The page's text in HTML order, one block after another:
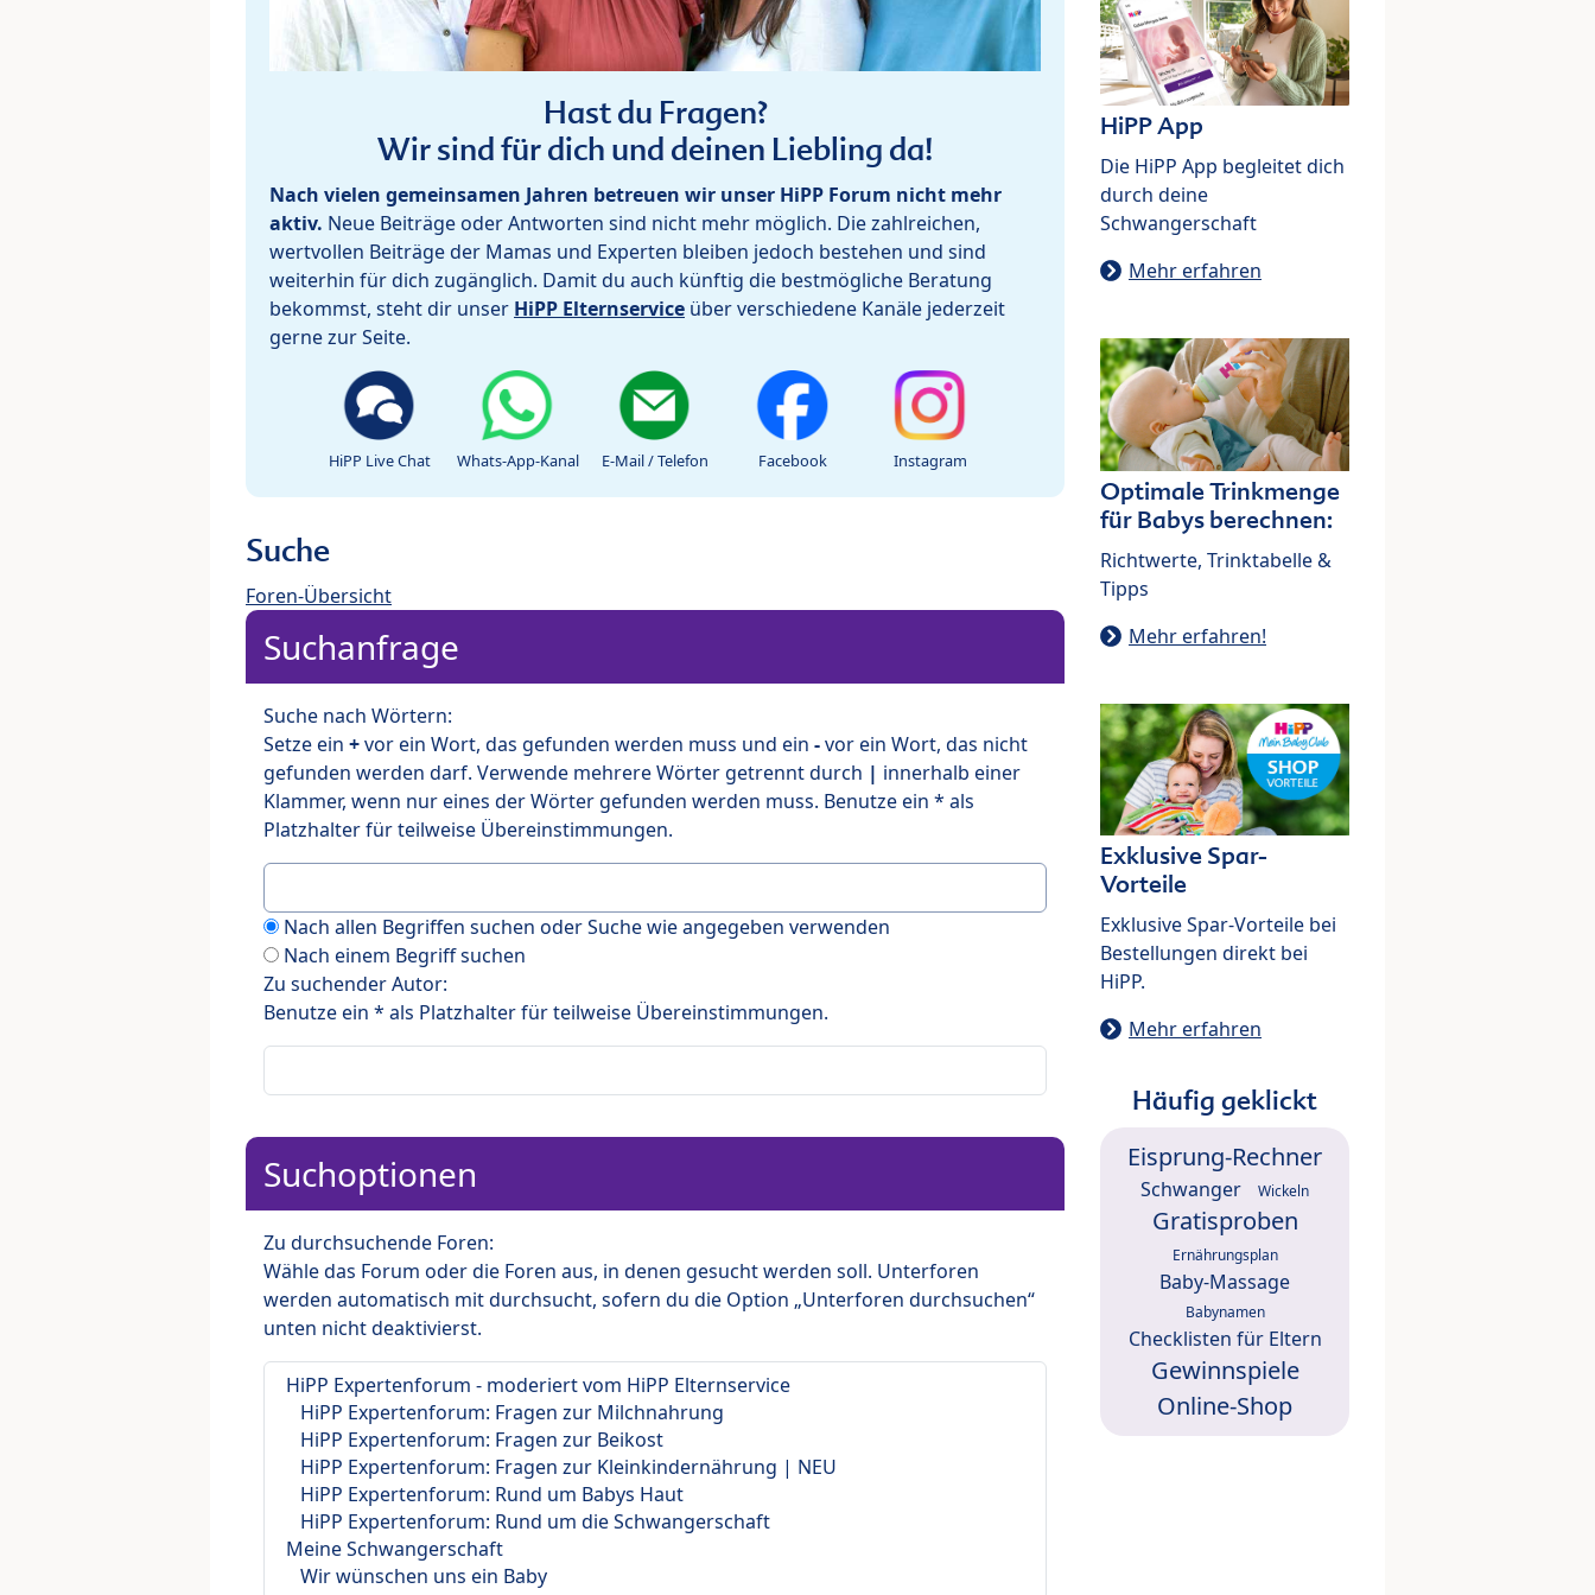
Hast du Fragen?
Wir sind für dich und deinen Liebling da!
Nach vielen gemeinsamen Jahren betreuen wir unser HiPP Forum nicht mehr
aktiv. Neue Beiträge oder Antworten sind nicht mehr möglich. Die zahlreichen,
wertvollen Beiträge der Mamas und Experten bleiben jedoch bestehen und sind
weiterhin für dich zugänglich. Damit du auch künftig die bestmögliche Beratung
bekommst, steht dir unser HiPP Elternservice über verschiedene Kanäle jederzeit
gerne zur Seite.
HiPP Live Chat Whats-App-Kanal E-Mail / Telefon Facebook Instagram
Suche
Foren-Übersicht
Suchanfrage
Suche nach Wörtern:
Setze ein +vor ein Wort, das gefunden werden muss und ein -vor ein Wort, das nicht
gefunden werden darf. Verwende mehrere Wörter getrennt durch | innerhalb einer
Klammer, wenn nur eines der Wörter gefunden werden muss. Benutze ein * als
Platzhalter für teilweise Übereinstimmungen.
Nach allen Begriffen suchen oder Suche wie angegeben verwenden
Nach einem Begriff suchen
Zu suchender Autor:
Benutze ein * als Platzhalter für teilweise Übereinstimmungen.
Suchoptionen
Zu durchsuchende Foren:
Wähle das Forum oder die Foren aus, in denen gesucht werden soll. Unterforen
werden automatisch mit durchsucht, sofern du die Option „Unterforen durchsuchen“
unten nicht deaktivierst.
HiPP App
Die HiPP App begleitet dich
durch deine
Schwangerschaft
Mehr erfahren
Optimale Trinkmenge
für Babys berechnen:
Richtwerte, Trinktabelle &
Tipps
Mehr erfahren!
Exklusive Spar-
Vorteile
Exklusive Spar-Vorteile bei
Bestellungen direkt bei
HiPP.
Mehr erfahren
Häufig geklickt
Eisprung-Rechner
Schwanger Wickeln
Gratisproben
Ernährungsplan
Baby-Massage
Babynamen
Checklisten für Eltern
Gewinnspiele
Online-Shop